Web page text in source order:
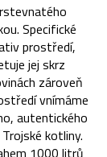
Specifické
prostředí,
jej skrz
zároveň
vnímáme
autentického
kotliny.
1000 litrů